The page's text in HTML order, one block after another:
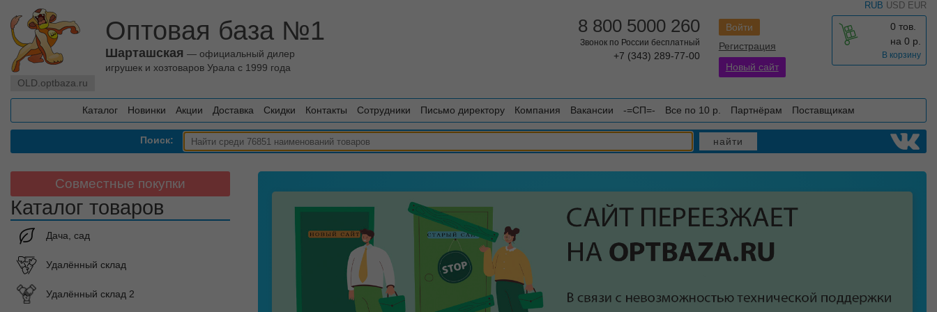
RUB USD EUR
OLD.optbaza.ru
Оптовая база №1
Шарташская — официальный дилер
игрушек и хозтоваров Урала с 1999 года
0 тов.
на 0 р.
В корзину
Войти
Регистрация
Новый сайт
8 800 5000 260
Звонок по России бесплатный
+7 (343) 289-77-00
Каталог Новинки Акции Доставка Скидки Контакты Сотрудники Письмо директору Компания Вакансии -=СП=- Все по 10 р. Партнёрам Поставщикам
Поиск: найти
Совместные покупки
Каталог товаров
Дача, сад
Удалённый склад
Удалённый склад 2